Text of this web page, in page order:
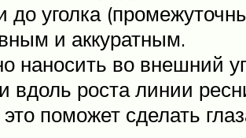
до уголка
и аккуратным.
наносить во внешний
вдоль роста линии
поможет сделать